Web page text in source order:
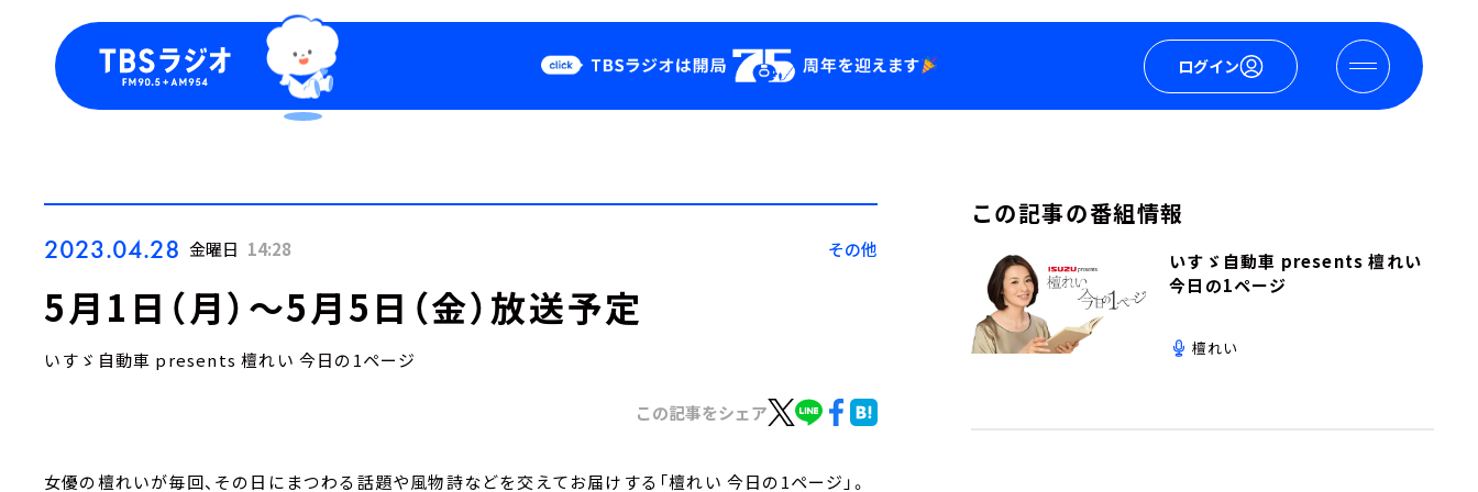
ログイン
Podcast
YouTube
2023.04.28 金曜日 14:28 その他
5月1日（月）～5月5日（金）放送予定
いすゞ自動車 presents 檀れい 今日の1ページ
この記事をシェア
女優の檀れいが毎回、その日にまつわる話題や風物詩などを交えてお届けする「檀れい 今日の1ページ」。
この記事の番組情報
いすゞ自動車 presents 檀れい
今日の1ページ
檀れい